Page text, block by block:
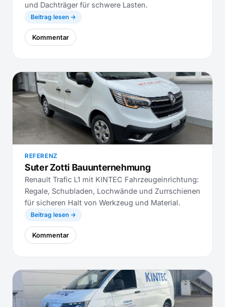
und Dachträger für schwere Lasten.
Beitrag lesen →
Kommentar
REFERENZ
Suter Zotti Bauunternehmung
Renault Trafic L1 mit KINTEC Fahrzeugeinrichtung:
Regale, Schubladen, Lochwände und Zurrschienen
für sicheren Halt von Werkzeug und Material.
Beitrag lesen →
Kommentar